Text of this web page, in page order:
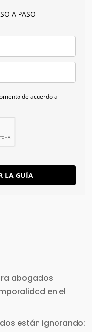
A PASO
de acuerdo a
LA GUÍA
abogados
en el
están ignorando: